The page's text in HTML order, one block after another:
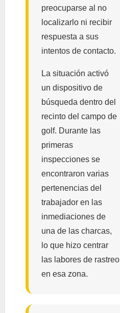
preocuparse al no
localizarlo ni recibir
respuesta a sus
intentos de contacto.
La situación activó
un dispositivo de
búsqueda dentro del
recinto del campo de
golf. Durante las
primeras
inspecciones se
encontraron varias
pertenencias del
trabajador en las
inmediaciones de
una de las charcas,
lo que hizo centrar
las labores de rastreo
en esa zona.